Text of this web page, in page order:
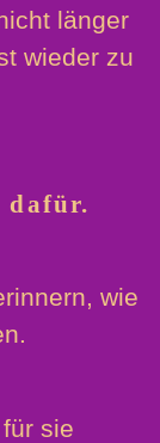
länger
wieder zu
dafür.
wie
sie